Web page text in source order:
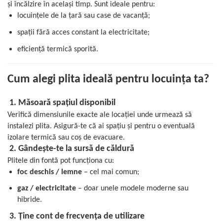
și încălzire în același timp. Sunt ideale pentru:
locuințele de la țară sau case de vacanță;
spații fără acces constant la electricitate;
eficiență termică sporită.
Cum alegi plita ideală pentru locuința ta?
1. Măsoară spațiul disponibil
Verifică dimensiunile exacte ale locației unde urmează să
instalezi plita. Asigură-te că ai spațiu și pentru o eventuală
izolare termică sau coș de evacuare.
2. Gândește-te la sursă de căldură
Plitele din fontă pot funcționa cu:
foc deschis / lemne – cel mai comun;
gaz / electricitate – doar unele modele moderne sau
hibride.
3. Ține cont de frecvența de utilizare